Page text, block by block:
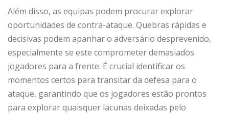
Além disso, as equipas podem procurar explorar
oportunidades de contra-ataque. Quebras rápidas e
decisivas podem apanhar o adversário desprevenido,
especialmente se este comprometer demasiados
jogadores para a frente. É crucial identificar os
momentos certos para transitar da defesa para o
ataque, garantindo que os jogadores estão prontos
para explorar quaisquer lacunas deixadas pelo